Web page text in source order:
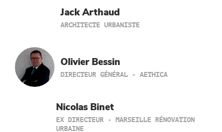
Jack Arthaud
ARCHITECTE URBANISTE
Olivier Bessin
DIRECTEUR GÉNÉRAL - AETHICA
Nicolas Binet
EX DIRECTEUR - MARSEILLE RÉNOVATION
URBAINE